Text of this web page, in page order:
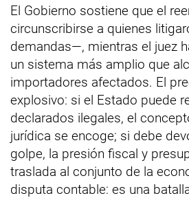
El Gobierno sostiene que el
circunscribirse a quienes
demandas—, mientras el juez
un sistema más amplio que
importadores afectados. El
explosivo: si el Estado puede
declarados ilegales, el
jurídica se encoge; si debe
golpe, la presión fiscal y
traslada al conjunto de la
disputa contable: es una